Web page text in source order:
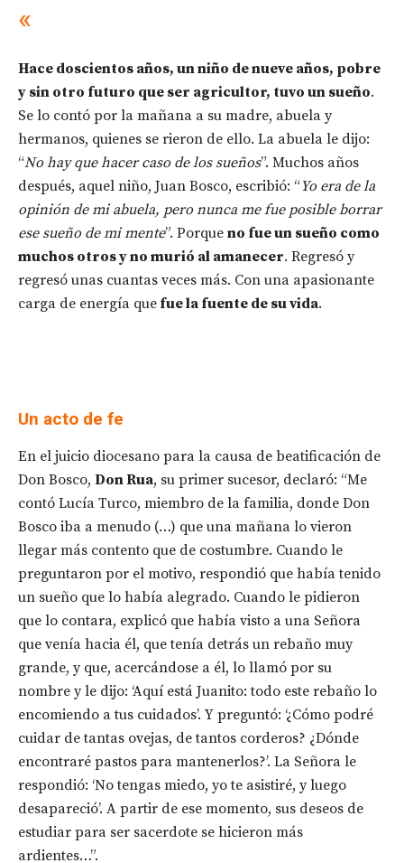
«
Hace doscientos años, un niño de nueve años, pobre
y sin otro futuro que ser agricultor, tuvo un sueño.
Se lo contó por la mañana a su madre, abuela y
hermanos, quienes se rieron de ello. La abuela le dijo:
“No hay que hacer caso de los sueños”. Muchos años
después, aquel niño, Juan Bosco, escribió: “Yo era de la
opinión de mi abuela, pero nunca me fue posible borrar
ese sueño de mi mente”. Porque no fue un sueño como
muchos otros y no murió al amanecer. Regresó y
regresó unas cuantas veces más. Con una apasionante
carga de energía que fue la fuente de su vida.
Un acto de fe
En el juicio diocesano para la causa de beatificación de
Don Bosco, Don Rua, su primer sucesor, declaró: “Me
contó Lucía Turco, miembro de la familia, donde Don
Bosco iba a menudo (…) que una mañana lo vieron
llegar más contento que de costumbre. Cuando le
preguntaron por el motivo, respondió que había tenido
un sueño que lo había alegrado. Cuando le pidieron
que lo contara, explicó que había visto a una Señora
que venía hacia él, que tenía detrás un rebaño muy
grande, y que, acercándose a él, lo llamó por su
nombre y le dijo: ‘Aquí está Juanito: todo este rebaño lo
encomiendo a tus cuidados’. Y preguntó: ‘¿Cómo podré
cuidar de tantas ovejas, de tantos corderos? ¿Dónde
encontraré pastos para mantenerlos?’. La Señora le
respondió: ‘No tengas miedo, yo te asistiré, y luego
desapareció’. A partir de ese momento, sus deseos de
estudiar para ser sacerdote se hicieron más
ardientes…”.